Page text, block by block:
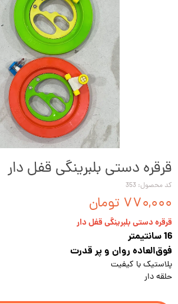
قرقره دستی بلبرینگی قفل دار
کد محصول: 353
۷۷۰,۰۰۰ تومان
قرقره دستی بلبرینگی قفل دار
16 سانتیمتر
فوق‌العاده روان و پر قدرت
پلاستیک با کیفیت
حلقه دار